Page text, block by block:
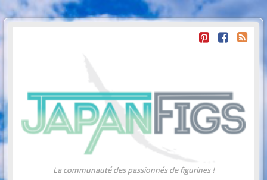
La communauté des passionnés de figurines !